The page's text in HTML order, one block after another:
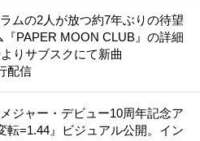
ムの2人が放つ約7年ぶりの待望
『PAPER MOON CLUB』の詳細
りサブスクにて新曲
配信
ジャー・デビュー10周年記念ア
転=1.44』ビジュアル公開。イン